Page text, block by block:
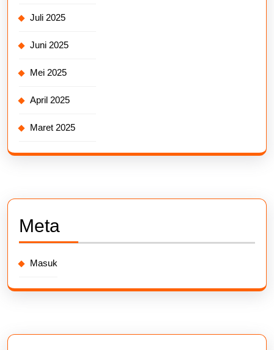
Juli 2025
Juni 2025
Mei 2025
April 2025
Maret 2025
Meta
Masuk